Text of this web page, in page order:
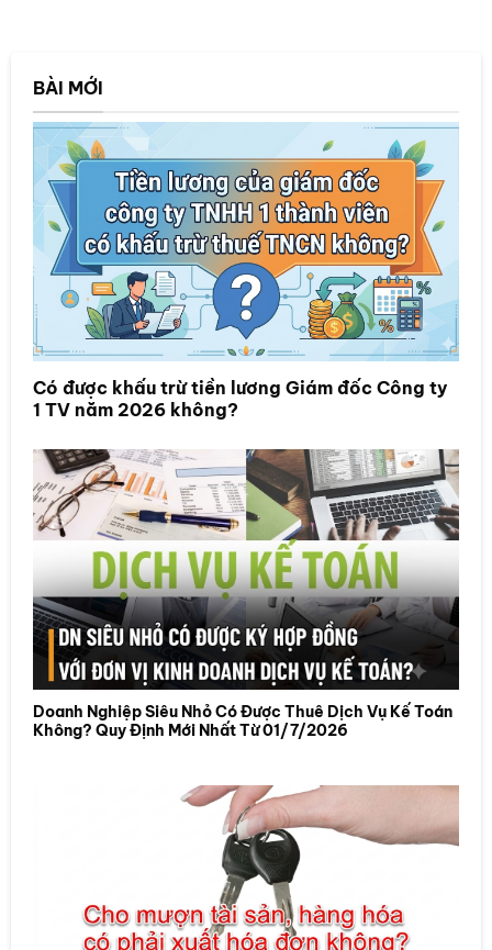
BÀI MỚI
Có được khấu trừ tiền lương Giám đốc Công ty
1 TV năm 2026 không?
Doanh Nghiệp Siêu Nhỏ Có Được Thuê Dịch Vụ Kế Toán
Không? Quy Định Mới Nhất Từ 01/7/2026